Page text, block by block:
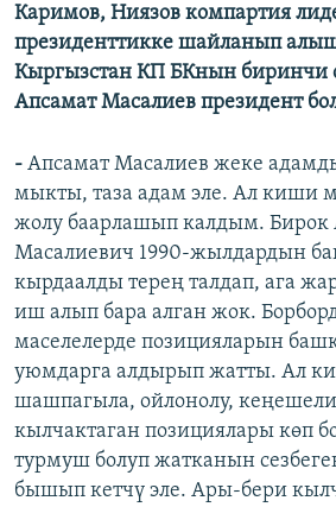
Каримов, Ниязов компартия
президенттикке шайланып
Кыргызстан КП БКнын биринчи
Апсамат Масалиев президент
- Апсамат Масалиев жеке
мыкты, таза адам эле. Ал киши
жолу баарлашып калдым. Бирок
Масалиевич 1990-жылдардын
кырдаалды терең талдап, ага
иш алып бара алган жок.
маселелерде позицияларын
уюмдарга алдырып жатты. Ал
шашпагыла, ойлонолу,
кылчактаган позициялары көп
турмуш болуп жатканын
бышып кетчү эле. Ары-бери